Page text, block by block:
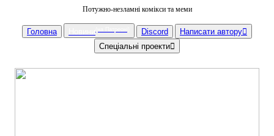
Потужно-незламні комікси та меми
Головна Discord
Написати автору︎
Спеціальні проекти︎